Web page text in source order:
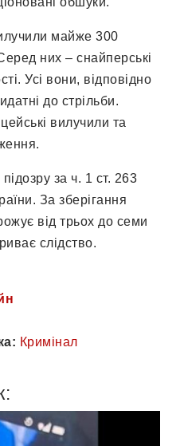
майже 300
них – снайперські
Усі вони, відповідно
до стрільби.
вилучили та
за ч. 1 ст. 263
За зберігання
від трьох до семи
слідство.
Кримінал